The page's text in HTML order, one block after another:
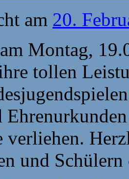
am 20.
Montag,
tollen
verliehen.
und